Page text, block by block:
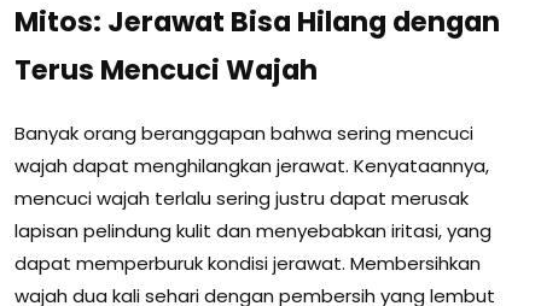
Mitos: Jerawat Bisa Hilang dengan
Terus Mencuci Wajah
Banyak orang beranggapan bahwa sering mencuci
wajah dapat menghilangkan jerawat. Kenyataannya,
mencuci wajah terlalu sering justru dapat merusak
lapisan pelindung kulit dan menyebabkan iritasi, yang
dapat memperburuk kondisi jerawat. Membersihkan
wajah dua kali sehari dengan pembersih yang lembut